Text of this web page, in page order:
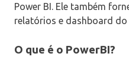
Power BI. Ele também
relatórios e dashboard do
O que é o PowerBI?